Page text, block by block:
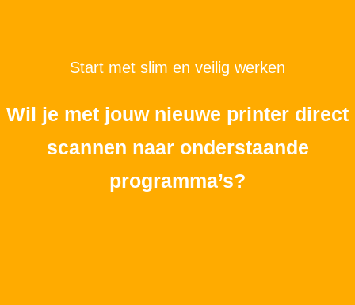
Start met slim en veilig werken
Wil je met jouw nieuwe printer direct
scannen naar onderstaande
programma’s?